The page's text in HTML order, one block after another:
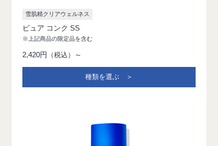
雪肌精クリアウェルネス
ピュア コンク SS
※上記商品の限定品を含む
2,420円 （税込） ～
種類を選ぶ ＞